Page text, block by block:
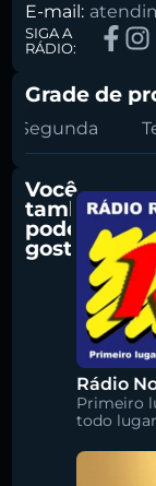
E-mail:
SIGA A
RÁDIO:
Grade de
Segunda
Você
também
pode
gostar
Primeiro
todo